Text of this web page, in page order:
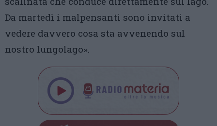
Da martedì i malpensanti sono invitati a
vedere davvero cosa sta avvenendo sul
nostro lungolago».